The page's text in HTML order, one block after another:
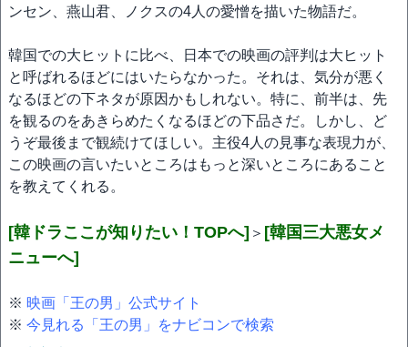
ンセン、燕山君、ノクスの4人の愛憎を描いた物語だ。
韓国での大ヒットに比べ、日本での映画の評判は大ヒット
と呼ばれるほどにはいたらなかった。それは、気分が悪く
なるほどの下ネタが原因かもしれない。特に、前半は、先
を観るのをあきらめたくなるほどの下品さだ。しかし、ど
うぞ最後まで観続けてほしい。主役4人の見事な表現力が、
この映画の言いたいところはもっと深いところにあること
を教えてくれる。
[韓ドラここが知りたい！TOPへ] ＞ [韓国三大悪女メ
ニューへ]
※ 映画「王の男」公式サイト
※ 今見れる「王の男」をナビコンで検索